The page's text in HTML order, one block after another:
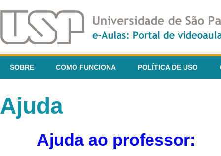
SOBRE COMO FUNCIONA POLÍTICA DE USO
Ajuda
Ajuda ao professor: